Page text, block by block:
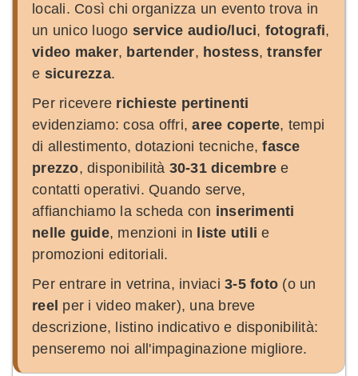
locali. Così chi organizza un evento trova in
un unico luogo service audio/luci, fotografi,
video maker, bartender, hostess,transfer
e sicurezza.
Per ricevere richieste pertinenti
evidenziamo: cosa offri,aree coperte, tempi
di allestimento, dotazioni tecniche,fasce
prezzo, disponibilità 30-31 dicembre e
contatti operativi. Quando serve,
affianchiamo la scheda con inserimenti
nelle guide, menzioni in liste utili e
promozioni editoriali.
Per entrare in vetrina, inviaci 3-5 foto (o un
reel per i video maker), una breve
descrizione, listino indicativo e disponibilità:
penseremo noi all'impaginazione migliore.